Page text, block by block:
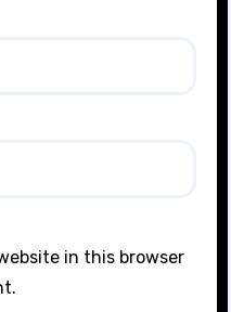
in this browser